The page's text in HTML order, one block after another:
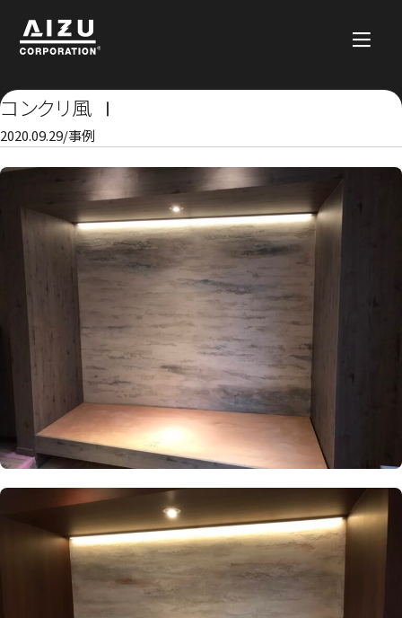
コンクリ風 Ⅰ
2020.09.29/事例